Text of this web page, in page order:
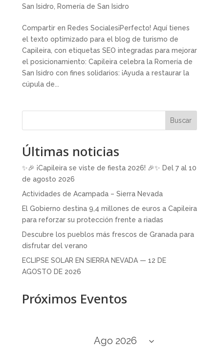
San Isidro, Romería de San Isidro
Compartir en Redes Sociales¡Perfecto! Aquí tienes
el texto optimizado para el blog de turismo de
Capileira, con etiquetas SEO integradas para mejorar
el posicionamiento: Capileira celebra la Romería de
San Isidro con fines solidarios: ¡Ayuda a restaurar la
cúpula de...
Buscar
Últimas noticias
✨🎉 ¡Capileira se viste de fiesta 2026! 🎉✨ Del 7 al 10
de agosto 2026
Actividades de Acampada – Sierra Nevada
El Gobierno destina 9,4 millones de euros a Capileira
para reforzar su protección frente a riadas
Descubre los pueblos más frescos de Granada para
disfrutar del verano
ECLIPSE SOLAR EN SIERRA NEVADA — 12 DE
AGOSTO DE 2026
Próximos Eventos